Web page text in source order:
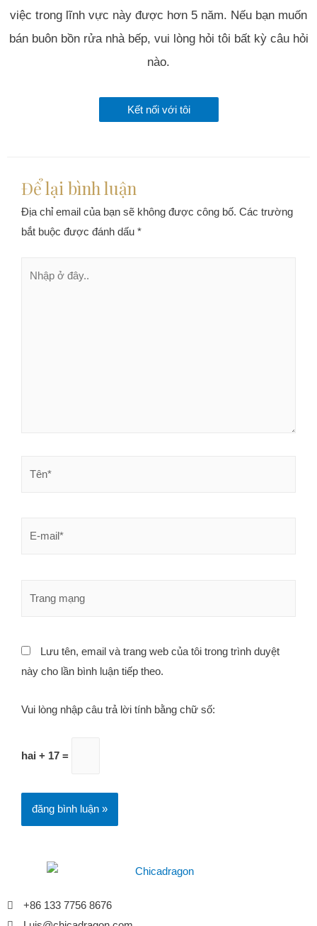
việc trong lĩnh vực này được hơn 5 năm. Nếu bạn muốn
bán buôn bồn rửa nhà bếp, vui lòng hỏi tôi bất kỳ câu hỏi
nào.
Kết nối với tôi
Để lại bình luận
Địa chỉ email của bạn sẽ không được công bố. Các trường
bắt buộc được đánh dấu *
Lưu tên, email và trang web của tôi trong trình duyệt
này cho lần bình luận tiếp theo.
Vui lòng nhập câu trả lời tính bằng chữ số:
hai + 17 =
+86 133 7756 8676